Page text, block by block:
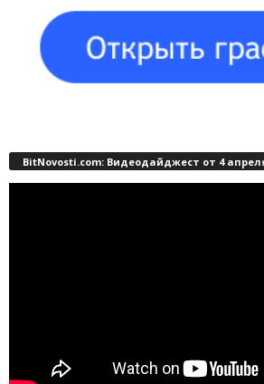
BitNovosti.com: Видеодайджест от 4